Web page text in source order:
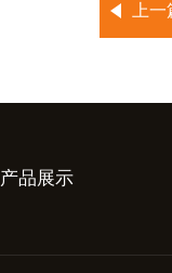
上
产品展示